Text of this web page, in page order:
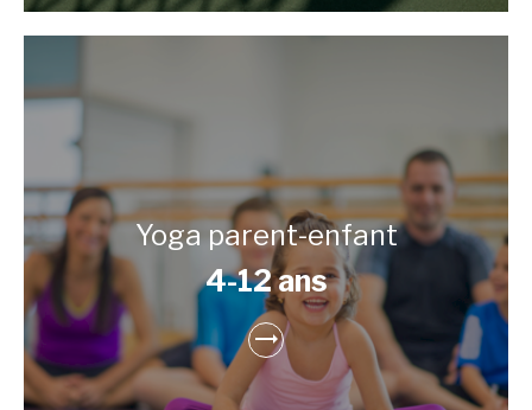
Yoga parent-enfant
4-12 ans